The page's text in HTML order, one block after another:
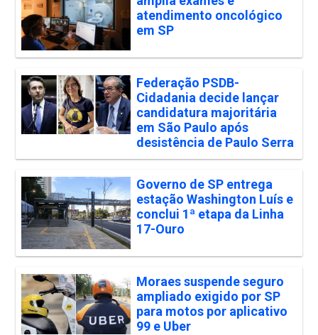
atendimento oncológico
em SP
Federação PSDB-
Cidadania decide lançar
candidatura majoritária
em São Paulo após
desistência de Paulo Serra
Governo de SP entrega
estação Washington Luís e
conclui 1ª etapa da Linha
17-Ouro
Moraes suspende seguro
ampliado exigido por SP
para motos por aplicativo
99 e Uber